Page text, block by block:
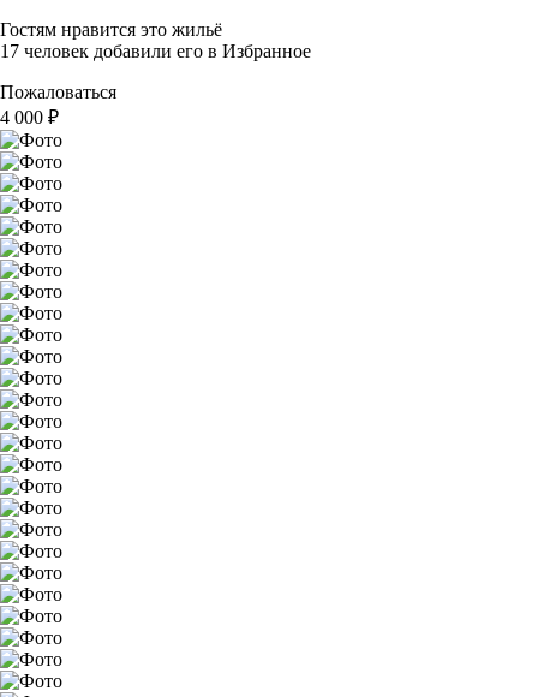
Гостям нравится это жильё
17 человек добавили его в Избранное
Пожаловаться
4 000 ₽